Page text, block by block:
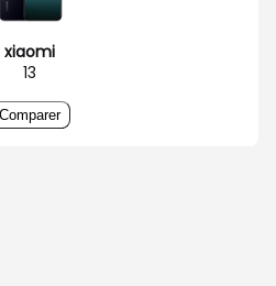
xiaomi
13
Comparer